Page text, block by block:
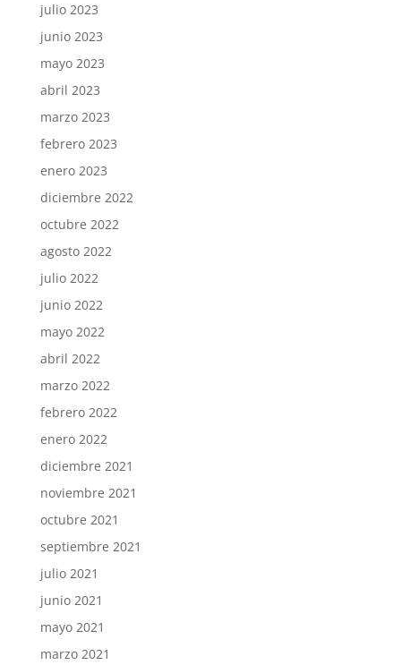
julio 2023
junio 2023
mayo 2023
abril 2023
marzo 2023
febrero 2023
enero 2023
diciembre 2022
octubre 2022
agosto 2022
julio 2022
junio 2022
mayo 2022
abril 2022
marzo 2022
febrero 2022
enero 2022
diciembre 2021
noviembre 2021
octubre 2021
septiembre 2021
julio 2021
junio 2021
mayo 2021
marzo 2021